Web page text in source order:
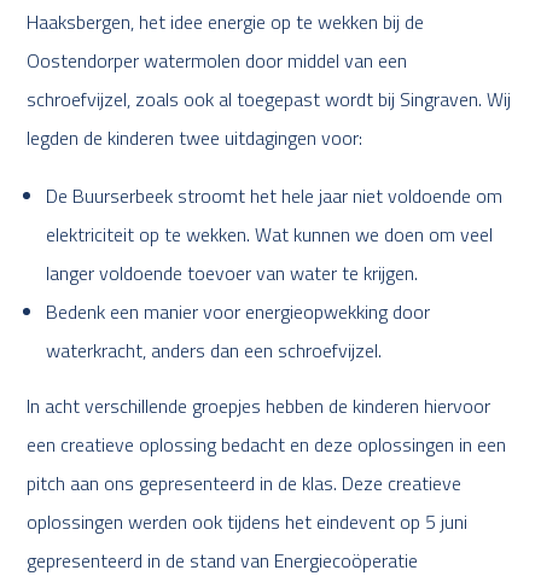
Haaksbergen, het idee energie op te wekken bij de
Oostendorper watermolen door middel van een
schroefvijzel, zoals ook al toegepast wordt bij Singraven. Wij
legden de kinderen twee uitdagingen voor:
De Buurserbeek stroomt het hele jaar niet voldoende om
elektriciteit op te wekken. Wat kunnen we doen om veel
langer voldoende toevoer van water te krijgen.
Bedenk een manier voor energieopwekking door
waterkracht, anders dan een schroefvijzel.
In acht verschillende groepjes hebben de kinderen hiervoor
een creatieve oplossing bedacht en deze oplossingen in een
pitch aan ons gepresenteerd in de klas. Deze creatieve
oplossingen werden ook tijdens het eindevent op 5 juni
gepresenteerd in de stand van Energiecoöperatie